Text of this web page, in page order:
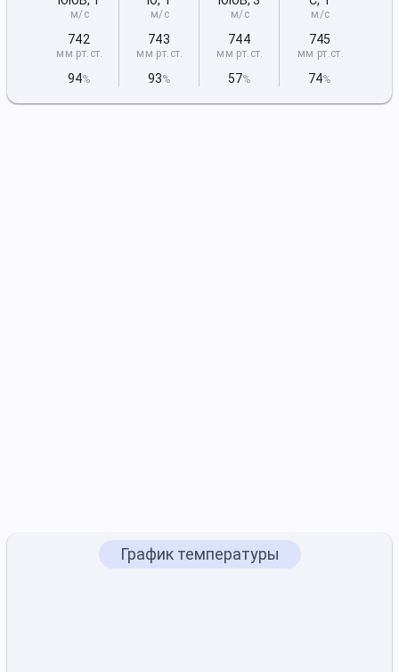
м/с
742
мм рт.ст.
94%
м/с
743
мм рт.ст.
93%
м/с
744
мм рт.ст.
57%
м/с
745
мм рт.ст.
74%
График температуры